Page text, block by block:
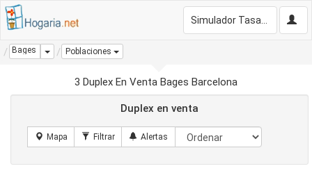
Bages Dropdown
Poblaciones
3 Duplex En Venta Bages Barcelona
Duplex en venta